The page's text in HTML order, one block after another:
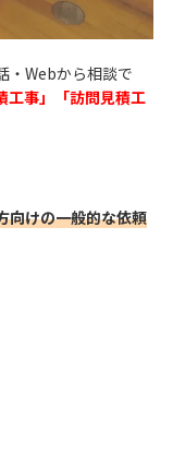
・Webから相談で
工事」「訪問見積工
向けの一般的な依頼